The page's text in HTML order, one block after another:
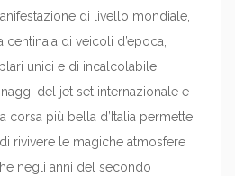
di livello mondiale,
di veicoli d’epoca,
unici e di incalcolabile
del jet set internazionale e
corsa più bella d’Italia permette
rivivere le magiche atmosfere
negli anni del secondo